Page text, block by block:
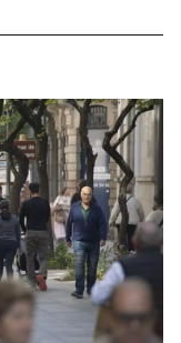
animal se deja